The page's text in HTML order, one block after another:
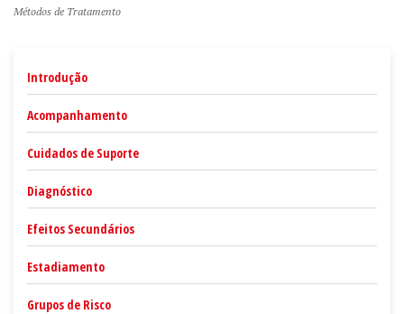
Métodos de Tratamento
Introdução
Acompanhamento
Cuidados de Suporte
Diagnóstico
Efeitos Secundários
Estadiamento
Grupos de Risco